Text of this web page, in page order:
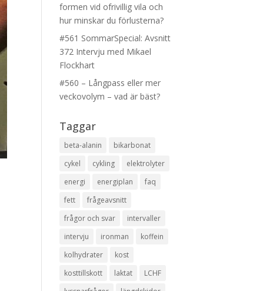
formen vid ofrivillig vila och
hur minskar du förlusterna?
#561 SommarSpecial: Avsnitt
372 Intervju med Mikael
Flockhart
#560 – Långpass eller mer
veckovolym – vad är bäst?
Taggar
beta-alanin
bikarbonat
cykel
cykling
elektrolyter
energi
energiplan
faq
fett
frågeavsnitt
frågor och svar
intervaller
intervju
ironman
koffein
kolhydrater
kost
kosttillskott
laktat
LCHF